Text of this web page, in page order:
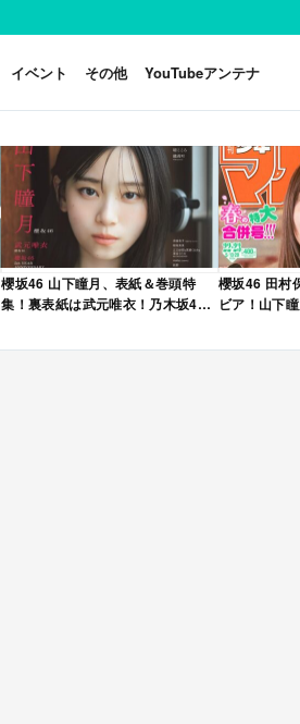
イベント その他 YouTubeアンテナ
櫻坂46 山下瞳月、表紙＆巻頭特
集！裏表紙は武元唯衣！乃木坂46
6月号」本日4/28発売！
櫻坂46 田村
ビア！山下
合併号」本